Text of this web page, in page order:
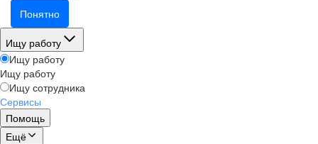
Понятно
Ищу работу
Ищу работу
Ищу работу
Ищу сотрудника
Сервисы
Помощь
Ещё